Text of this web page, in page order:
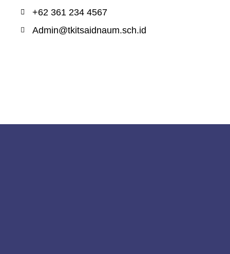
+62 361 234 4567
Admin@tkitsaidnaum.sch.id